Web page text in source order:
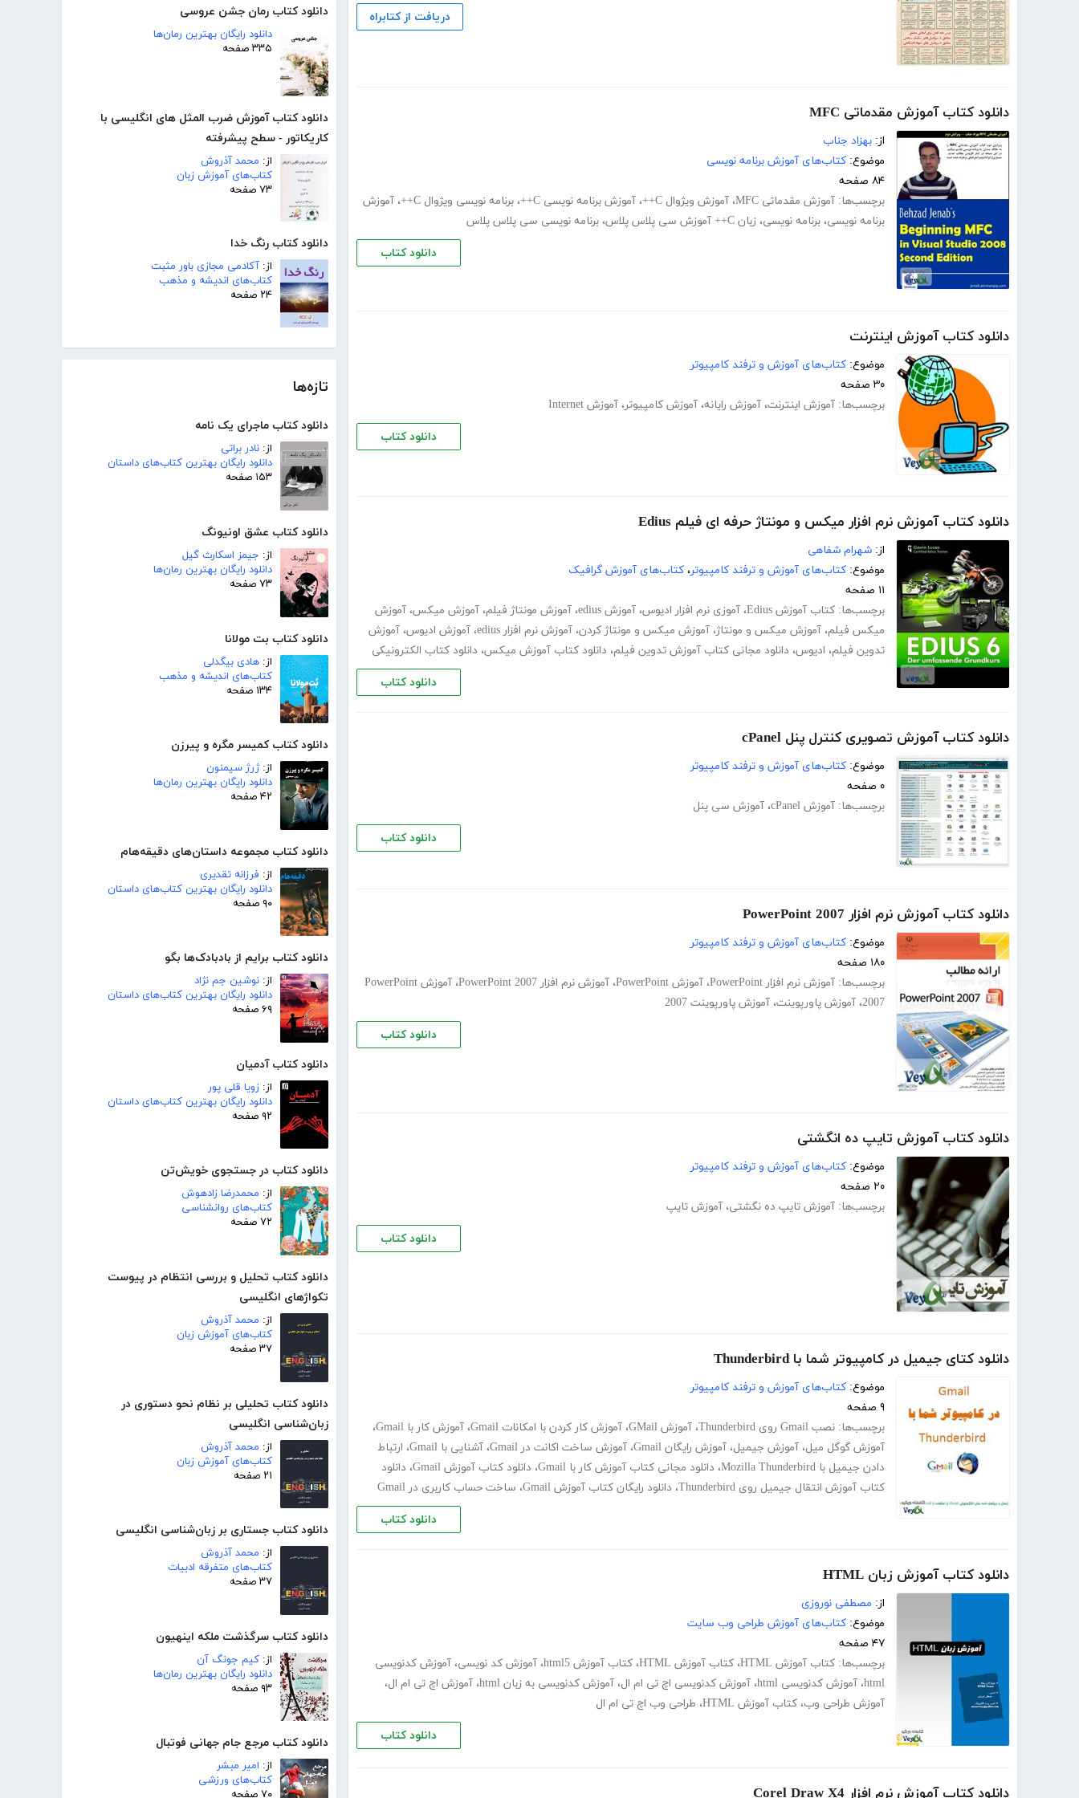
دانلود کتاب رمان جشن عروسی
دانلود رایگان بهترین رمان‌ها
۳۳۵ صفحه
دانلود کتاب آموزش ضرب المثل های انگلیسی با
کاریکاتور - سطح پیشرفته
از: محمد آذروش
کتاب‌های آموزش زبان
۷۳ صفحه
دانلود کتاب رنگ خدا
از: آکادمی مجازی باور مثبت
کتاب‌های اندیشه و مذهب
۲۴ صفحه
تازه‌ها
دانلود کتاب ماجرای یک نامه
از: نادر براتی
دانلود رایگان بهترین کتاب‌های داستان
۱۵۳ صفحه
دانلود کتاب عشق اونیونگ
از: جیمز اسکارث گیل
دانلود رایگان بهترین رمان‌ها
۷۳ صفحه
دانلود کتاب بت مولانا
از: هادی بیگدلی
کتاب‌های اندیشه و مذهب
۱۳۴ صفحه
دانلود کتاب کمیسر مگره و پیرزن
از:ژرژ سیمنون
دانلود رایگان بهترین رمان‌ها
۴۲ صفحه
دانلود کتاب مجموعه داستان‌های دقیقه‌هام
از: فرزانه تقدیری
دانلود رایگان بهترین کتاب‌های داستان
۹۰ صفحه
دانلود کتاب برایم از بادبادک‌ها بگو
از: نوشین جم نژاد
دانلود رایگان بهترین کتاب‌های داستان
۶۹ صفحه
دانلود کتاب آدمیان
از: زویا قلی پور
دانلود رایگان بهترین کتاب‌های داستان
۹۲ صفحه
دانلود کتاب در جستجوی خویش‌تن
از: محمدرضا زادهوش
کتاب‌های روانشناسی
۷۲ صفحه
دانلود کتاب تحلیل و بررسی انتظام در پیوست
تکواژهای انگلیسی
از: محمد آذروش
کتاب‌های آموزش زبان
۳۷ صفحه
دانلود کتاب تحلیلی بر نظام نحو دستوری در
زبان‌شناسی انگلیسی
از: محمد آذروش
کتاب‌های آموزش زبان
۲۱ صفحه
دانلود کتاب جستاری بر زبان‌شناسی انگلیسی
از: محمد آذروش
کتاب‌های متفرقه ادبیات
۳۷ صفحه
دانلود کتاب سرگذشت ملکه اینهیون
از: کیم جونگ آن
دانلود رایگان بهترین رمان‌ها
۹۳ صفحه
دانلود کتاب مرجع جام جهانی فوتبال
از: امیر مبشر
کتاب‌های ورزشی
۷۰ صفحه
دریافت از کتابراه
دانلود کتاب آموزش مقدماتی MFC
از: بهزاد جناب
موضوع: کتاب‌های آموزش برنامه نویسی
۸۴ صفحه
برچسب‌ها: آموزش مقدماتی MFC ، آموزش ویژوال C++ ، آموزش برنامه نویسی C++ ، برنامه نویسی ویژوال C++ ، آموزش
برنامه نویسی، برنامه نویسی، زبان C++ آموزش سی پلاس پلاس ، برنامه نویسی سی پلاس پلاس
دانلود کتاب
دانلود کتاب آموزش اینترنت
موضوع: کتاب‌های آموزش و ترفند کامپیوتر
۳۰ صفحه
برچسب‌ها: آموزش اینترنت، آموزش رایانه، آموزش کامپیوتر، آموزش Internet
دانلود کتاب
دانلود کتاب آموزش نرم افزار میکس و مونتاژ حرفه ای فیلم Edius
از: شهرام شفاهی
موضوع: کتاب‌های آموزش و ترفند کامپیوتر، کتاب‌های آموزش گرافیک
۱۱ صفحه
برچسب‌ها: کتاب آموزش Edius ، آموزی نرم افزار ادیوس، آموزش edius ، آموزش مونتاژ فیلم، آموزش میکس، آموزش
میکس فیلم، آموزش میکس و مونتاژ، آموزش میکس و مونتاژ کردن، آموزش نرم افزار edius ، آموزش ادیوس، آموزش
تدوین فیلم، ادیوس، دانلود مجانی کتاب آموزش تدوین فیلم، دانلود کتاب آموزش میکس، دانلود کتاب الکترونیکی
دانلود کتاب
دانلود کتاب آموزش تصویری کنترل پنل cPanel
موضوع: کتاب‌های آموزش و ترفند کامپیوتر
۰ صفحه
برچسب‌ها: آموزش cPanel ، آموزش سی پنل
دانلود کتاب
دانلود کتاب آموزش نرم افزار PowerPoint 2007
موضوع: کتاب‌های آموزش و ترفند کامپیوتر
۱۸۰ صفحه
برچسب‌ها: آموزش نرم افزار PowerPoint ، آموزش PowerPoint ، آموزش نرم افزار PowerPoint 2007 ،
آموزش PowerPoint
2007، آموزش پاورپوینت، آموزش پاورپوینت 2007
دانلود کتاب
دانلود کتاب آموزش تایپ ده انگشتی
موضوع: کتاب‌های آموزش و ترفند کامپیوتر
۲۰ صفحه
برچسب‌ها: آموزش تایپ ده‌ نگشتی، آموزش تایپ
دانلود کتاب
دانلود کتای جیمیل در کامپیوتر شما با Thunderbird
موضوع: کتاب‌های آموزش و ترفند کامپیوتر
۹ صفحه
برچسب‌ها: نصب Gmail روی Thunderbird ، آموزش GMail ، آموزش کار کردن با امکانات Gmail ، آموزش کار با Gmail
،
آموزش گوگل میل، آموزش جیمیل، آموزش رایگان Gmail ، آموزش ساخت اکانت در Gmail ، آشنایی با Gmail ، ارتباط
دادن جیمیل با Mozilla Thunderbird
، دانلود مجانی کتاب آموزش کار با Gmail ، دانلود کتاب آموزش Gmail ، دانلود
کتاب آموزش انتقال جیمیل روی Thunderbird
، دانلود رایگان کتاب آموزش Gmail ، ساخت حساب کاربری در Gmail
دانلود کتاب
دانلود کتاب آموزش زبان HTML
از: مصطفی نوروزی
موضوع: کتاب‌های آموزش طراحی وب سایت
۴۷ صفحه
برچسب‌ها: کتاب آموزش HTML ، کتاب آموزش HTML ، کتاب آموزش html5 ، آموزش کد نویسی، آموزش کدنویسی
html، آموزش کدنویسی html ، آموزش کدنویسی اچ تی ام ال، آموزش کدنویسی به زبان html ، آموزش اچ تی ام ال،
آموزش طراحی وب، کتاب آموزش HTML ، طراحی وب اچ تی ام ال
دانلود کتاب